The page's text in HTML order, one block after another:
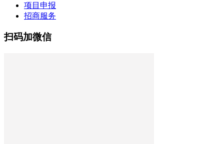
项目申报
招商服务
扫码加微信